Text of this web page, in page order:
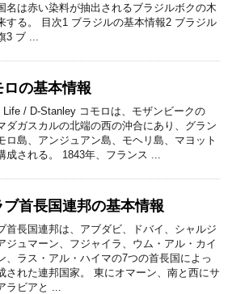
名は赤い染料が抽出されるブラジルボクの木
する。 目次1 ブラジルの基本情報2 ブラジル
3 ブ ...
ロの基本情報
Life / D-Stanley コモロは、モザンビークの
ダガスカルの北端の西の沖合にあり、グラン
ロ島、アンジュアン島、モヘリ島、マヨット
成される。 1843年、フランス ...
ブ首長国連邦の基本情報
首長国連邦は、アブダビ、ドバイ、シャルジ
ジュマーン、フジャイラ、ウム・アル・カイ
、ラス・アル・ハイマの7つの首長国によっ
された連邦国家。 東にオマーン、南と西にサ
ラビアと ...